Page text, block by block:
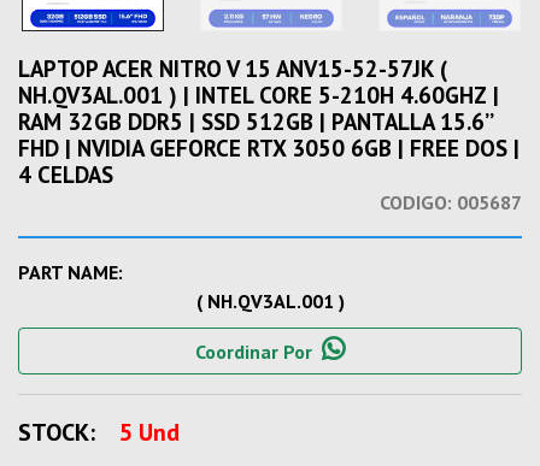
LAPTOP ACER NITRO V 15 ANV15-52-57JK (
NH.QV3AL.001 ) | INTEL CORE 5-210H 4.60GHZ |
RAM 32GB DDR5 | SSD 512GB | PANTALLA 15.6’’
FHD | NVIDIA GEFORCE RTX 3050 6GB | FREE DOS |
4 CELDAS
CODIGO: 005687
PART NAME:
( NH.QV3AL.001 )
Coordinar Por
STOCK: 5 Und